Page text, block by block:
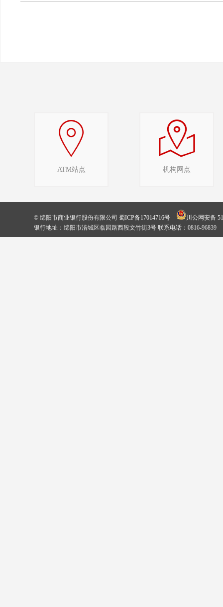
ATM站点 机构网点
© 绵阳市商业银行股份有限公司 蜀ICP备17014716号
川公网安备
银行地址：绵阳市涪城区临园路西段文竹街3号 联系电话：0816-96839